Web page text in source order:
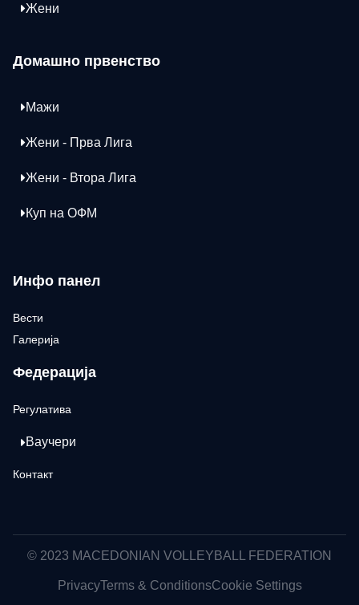
Жени
Домашно првенство
Мажи
Жени - Прва Лига
Жени - Втора Лига
Куп на ОФМ
Инфо панел
Вести
Галерија
Федерација
Регулатива
Ваучери
Контакт
© 2023 MACEDONIAN VOLLEYBALL FEDERATION
PrivacyTerms & ConditionsCookie Settings